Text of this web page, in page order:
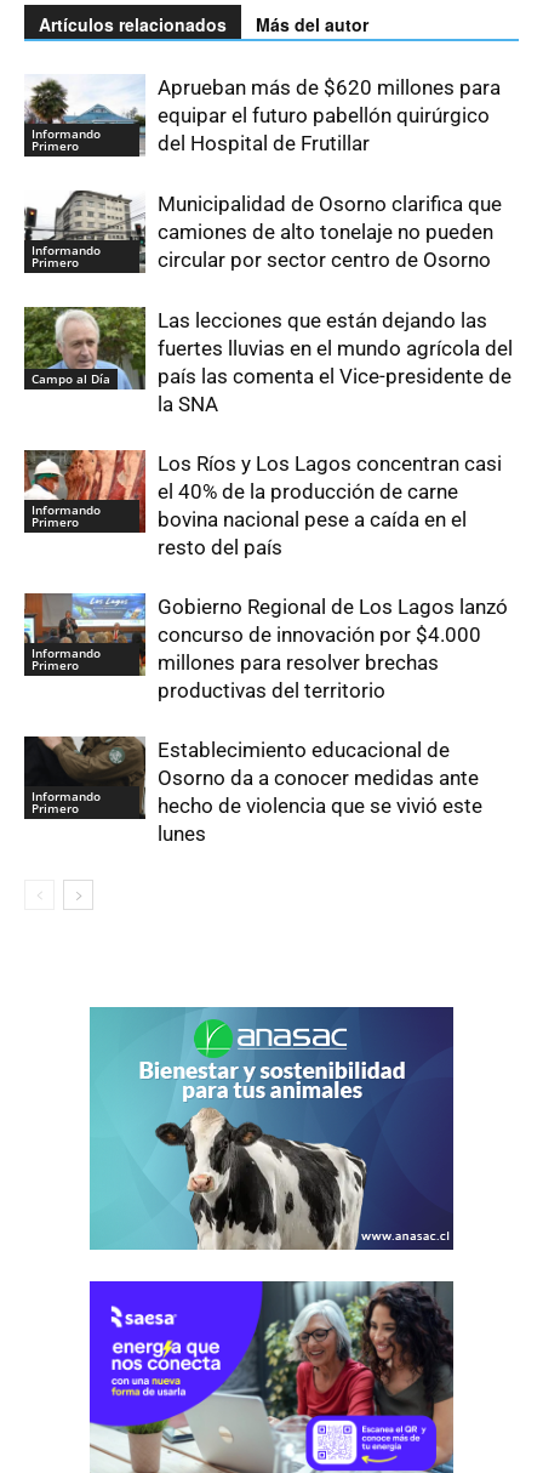
Artículos relacionados Más del autor
Informando
Primero
Aprueban más de $620 millones para
equipar el futuro pabellón quirúrgico
del Hospital de Frutillar
Informando
Primero
Municipalidad de Osorno clarifica que
camiones de alto tonelaje no pueden
circular por sector centro de Osorno
Campo al Día
Las lecciones que están dejando las
fuertes lluvias en el mundo agrícola del
país las comenta el Vice-presidente de
la SNA
Informando
Primero
Los Ríos y Los Lagos concentran casi
el 40% de la producción de carne
bovina nacional pese a caída en el
resto del país
Informando
Primero
Gobierno Regional de Los Lagos lanzó
concurso de innovación por $4.000
millones para resolver brechas
productivas del territorio
Informando
Primero
Establecimiento educacional de
Osorno da a conocer medidas ante
hecho de violencia que se vivió este
lunes